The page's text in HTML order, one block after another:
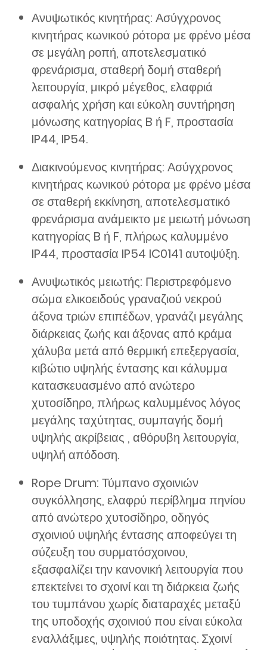
Ανυψωτικός κινητήρας: Ασύγχρονος
κινητήρας κωνικού ρότορα με φρένο μέσα
σε μεγάλη ροπή, αποτελεσματικό
φρενάρισμα, σταθερή δομή σταθερή
λειτουργία, μικρό μέγεθος, ελαφριά
ασφαλής χρήση και εύκολη συντήρηση
μόνωσης κατηγορίας B ή F, προστασία
IP44, IP54.
Διακινούμενος κινητήρας: Ασύγχρονος
κινητήρας κωνικού ρότορα με φρένο μέσα
σε σταθερή εκκίνηση, αποτελεσματικό
φρενάρισμα ανάμεικτο με μειωτή μόνωση
κατηγορίας B ή F, πλήρως καλυμμένο
IP44, προστασία IP54 IC0141 αυτοψύξη.
Ανυψωτικός μειωτής: Περιστρεφόμενο
σώμα ελικοειδούς γραναζιού νεκρού
άξονα τριών επιπέδων, γρανάζι μεγάλης
διάρκειας ζωής και άξονας από κράμα
χάλυβα μετά από θερμική επεξεργασία,
κιβώτιο υψηλής έντασης και κάλυμμα
κατασκευασμένο από ανώτερο
χυτοσίδηρο, πλήρως καλυμμένος λόγος
μεγάλης ταχύτητας, συμπαγής δομή
υψηλής ακρίβειας , αθόρυβη λειτουργία,
υψηλή απόδοση.
Rope Drum: Τύμπανο σχοινιών
συγκόλλησης, ελαφρύ περίβλημα πηνίου
από ανώτερο χυτοσίδηρο, οδηγός
σχοινιού υψηλής έντασης αποφεύγει τη
σύζευξη του συρματόσχοινου,
εξασφαλίζει την κανονική λειτουργία που
επεκτείνει το σχοινί και τη διάρκεια ζωής
του τυμπάνου χωρίς διαταραχές μεταξύ
της υποδοχής σχοινιού που είναι εύκολα
εναλλάξιμες, υψηλής ποιότητας. Σχοινί